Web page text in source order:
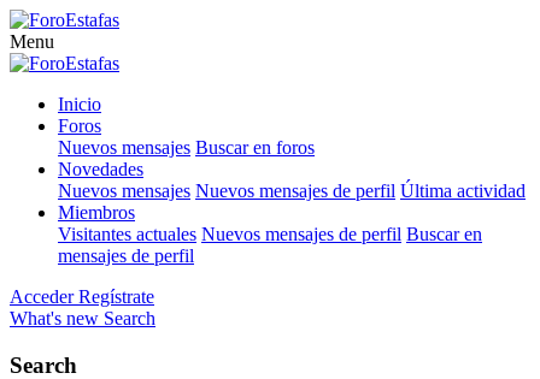
Menu
Inicio
Foros
Nuevos mensajes Buscar en foros
Novedades
Nuevos mensajes Nuevos mensajes de perfil Última actividad
Miembros
Visitantes actuales Nuevos mensajes de perfil Buscar en
mensajes de perfil
Acceder Regístrate
What's new Search
Search